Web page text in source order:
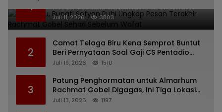
1
Pesan Terakhir Rachmat Gobel Sehari
Sebelum Wafat
Juli 11, 2026 3803
2
Camat Telaga Biru Kena Semprot Buntut
Beri Pernyataan Soal Gaji CS Pentadio
Barat yang Nunggak
Juli 19, 2026 1510
3
Patung Penghormatan untuk Almarhum
Rachmat Gobel Digagas, Ini Tiga Lokasi
yang Diusulkan
Juli 13, 2026 1197